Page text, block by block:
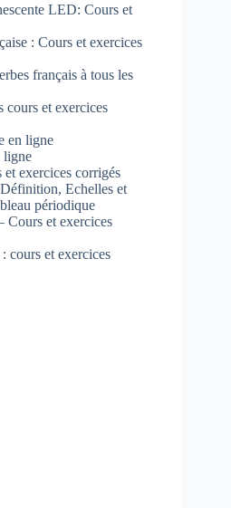
LED: Cours et
: Cours et exercices
français à tous les
cours et exercices
en ligne
ligne
exercices corrigés
Echelles et
périodique
Cours et exercices
cours et exercices